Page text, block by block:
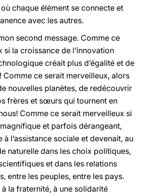
chaque élément se connecte et
avec les autres.
second message. Comme ce
si la croissance de l’innovation
créait plus d’égalité et de
Comme ce serait merveilleux, alors
nouvelles planètes, de redécouvrir
frères et sœurs qui tournent en
Comme ce serait merveilleux si
et parfois dérangeant,
à l’assistance sociale et devenait, au
naturelle dans les choix politiques,
et dans les relations
entre les peuples, entre les pays.
à la fraternité, à une solidarité